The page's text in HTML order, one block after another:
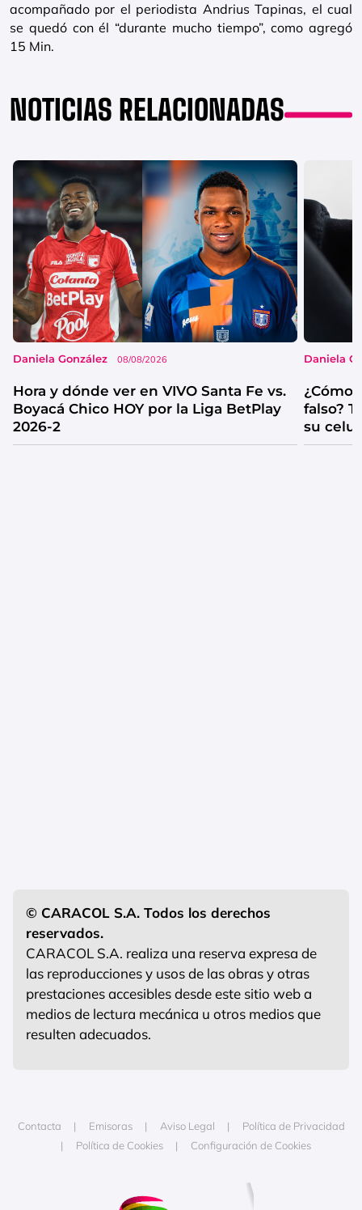
acompañado por el periodista Andrius Tapinas, el cual
se quedó con él “durante mucho tiempo”, como agregó
15 Min.
NOTICIAS RELACIONADAS
Daniela González 08/08/2026
Hora y dónde ver en VIVO Santa Fe vs.
Boyacá Chico HOY por la Liga BetPlay
2026-2
Daniela
¿Cómo
falso?
su
© CARACOL S.A. Todos los derechos
reservados.
CARACOL S.A. realiza una reserva expresa de
las reproducciones y usos de las obras y otras
prestaciones accesibles desde este sitio web a
medios de lectura mecánica u otros medios que
resulten adecuados.
Contacta Emisoras Aviso Legal
Política de Privacidad
Política de Cookies
Configuración de Cookies